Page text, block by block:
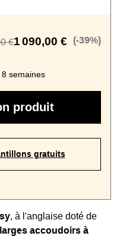
€1 090,00 € (-39%)
semaines
produit
gratuits
, à l'anglaise doté de
larges accoudoirs à